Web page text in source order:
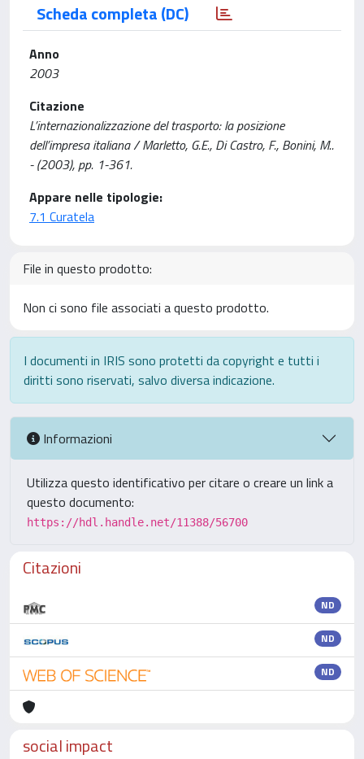
Scheda completa (DC)
Anno
2003
Citazione
L’internazionalizzazione del trasporto: la posizione
dell’impresa italiana / Marletto, G.E., Di Castro, F., Bonini, M..
- (2003), pp. 1-361.
Appare nelle tipologie:
7.1 Curatela
File in questo prodotto:
Non ci sono file associati a questo prodotto.
I documenti in IRIS sono protetti da copyright e tutti i
diritti sono riservati, salvo diversa indicazione.
Informazioni
Utilizza questo identificativo per citare o creare un link a
questo documento:
https://hdl.handle.net/11388/56700
Citazioni
ND
ND
ND
social impact